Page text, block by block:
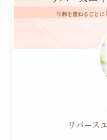
リバース